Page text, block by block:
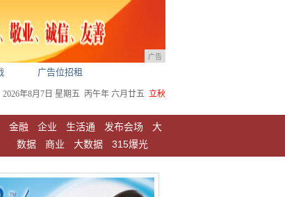
广告
广告位招租
2026年8月7日 星期五 丙午年 六月廿五 立秋
金融 企业 生活通 发布会场
大
数据
商业 大数据 315爆光